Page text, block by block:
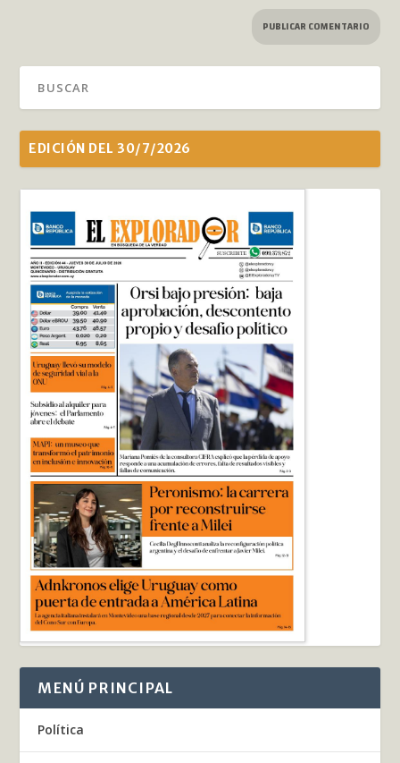
EDICIÓN DEL 30/7/2026
MENÚ PRINCIPAL
Política